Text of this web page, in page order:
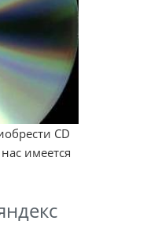
CD
имеется